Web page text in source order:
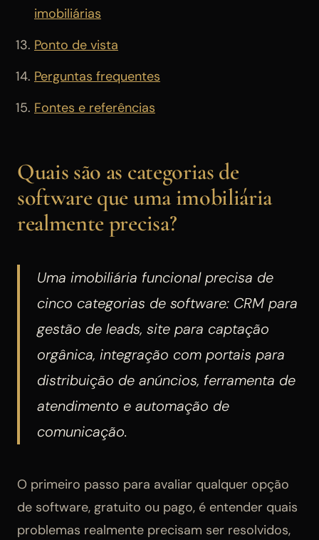
imobiliárias
Ponto de vista
Perguntas frequentes
Fontes e referências
Quais são as categorias de
software que uma imobiliária
realmente precisa?
Uma imobiliária funcional precisa de
cinco categorias de software: CRM para
gestão de leads, site para captação
orgânica, integração com portais para
distribuição de anúncios, ferramenta de
atendimento e automação de
comunicação.
O primeiro passo para avaliar qualquer opção
de software, gratuito ou pago, é entender quais
problemas realmente precisam ser resolvidos,